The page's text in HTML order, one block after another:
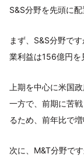
S&S分野を先頭に配
まず、S&S分野で
業利益は156億円を
上期を中心に米国
一方で、前期に苦
るため、前年比で
次に、M&T分野で